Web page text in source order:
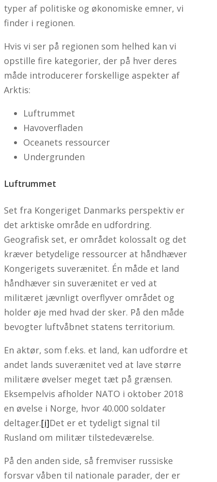
typer af politiske og økonomiske emner, vi
finder i regionen.
Hvis vi ser på regionen som helhed kan vi
opstille fire kategorier, der på hver deres
måde introducerer forskellige aspekter af
Arktis:
Luftrummet
Havoverfladen
Oceanets ressourcer
Undergrunden
Luftrummet
Set fra Kongeriget Danmarks perspektiv er
det arktiske område en udfordring.
Geografisk set, er området kolossalt og det
kræver betydelige ressourcer at håndhæver
Kongerigets suverænitet. Én måde et land
håndhæver sin suverænitet er ved at
militæret jævnligt overflyver området og
holder øje med hvad der sker. På den måde
bevogter luftvåbnet statens territorium.
En aktør, som f.eks. et land, kan udfordre et
andet lands suverænitet ved at lave større
militære øvelser meget tæt på grænsen.
Eksempelvis afholder NATO i oktober 2018
en øvelse i Norge, hvor 40.000 soldater
deltager.[i]Det er et tydeligt signal til
Rusland om militær tilstedeværelse.
På den anden side, så fremviser russiske
forsvar våben til nationale parader, der er